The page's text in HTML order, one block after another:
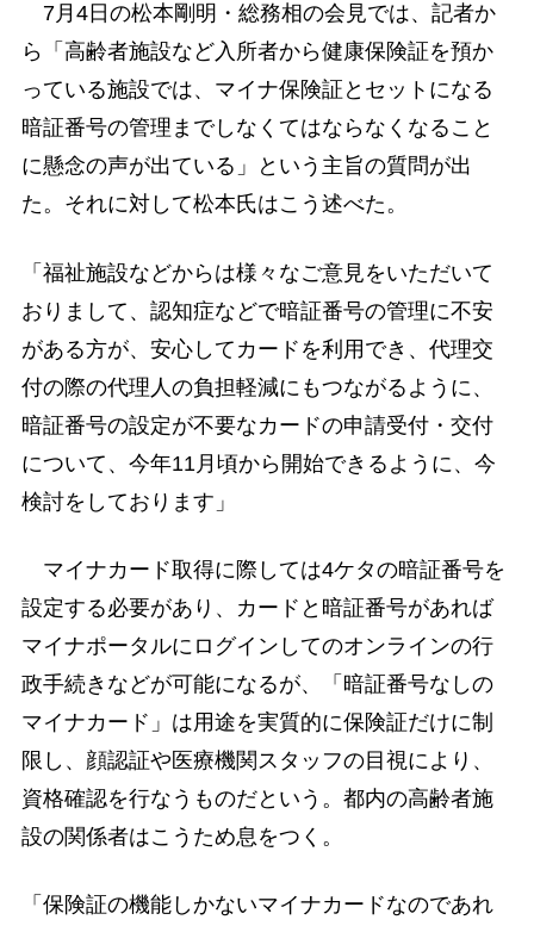
7月4日の松本剛明・総務相の会見では、記者か
ら「高齢者施設など入所者から健康保険証を預か
っている施設では、マイナ保険証とセットになる
暗証番号の管理までしなくてはならなくなること
に懸念の声が出ている」という主旨の質問が出
た。それに対して松本氏はこう述べた。
「福祉施設などからは様々なご意見をいただいて
おりまして、認知症などで暗証番号の管理に不安
がある方が、安心してカードを利用でき、代理交
付の際の代理人の負担軽減にもつながるように、
暗証番号の設定が不要なカードの申請受付・交付
について、今年11月頃から開始できるように、今
検討をしております」
マイナカード取得に際しては4ケタの暗証番号を
設定する必要があり、カードと暗証番号があれば
マイナポータルにログインしてのオンラインの行
政手続きなどが可能になるが、「暗証番号なしの
マイナカード」は用途を実質的に保険証だけに制
限し、顔認証や医療機関スタッフの目視により、
資格確認を行なうものだという。都内の高齢者施
設の関係者はこうため息をつく。
「保険証の機能しかないマイナカードなのであれ